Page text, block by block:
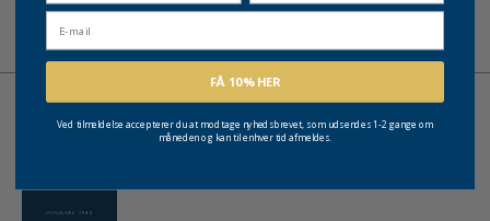
FÅ 10% HER
Ved tilmeldelse accepterer du at modtage nyhedsbrevet, som udsendes 1-2 gange om
måneden og kan til enhver tid afmeldes.